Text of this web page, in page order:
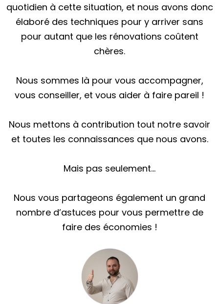
quotidien à cette situation, et nous avons donc
élaboré des techniques pour y arriver sans
pour autant que les rénovations coûtent
chères.
Nous sommes là pour vous accompagner,
vous conseiller, et vous aider à faire pareil !
Nous mettons à contribution tout notre savoir
et toutes les connaissances que nous avons.
Mais pas seulement…
Nous vous partageons également un grand
nombre d’astuces pour vous permettre de
faire des économies !